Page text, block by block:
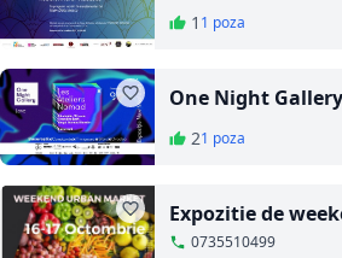
1 1 poza
One Night Gallery
21 poza
Expozitie de
BIO0735510499